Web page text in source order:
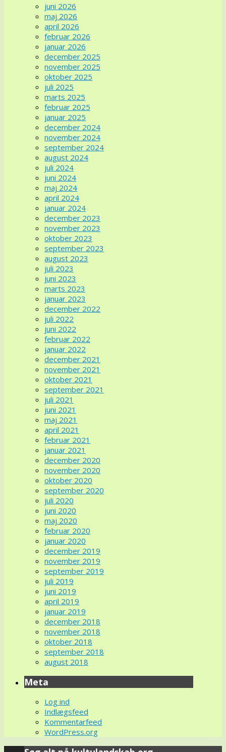
juni 2026
maj 2026
april 2026
februar 2026
januar 2026
december 2025
november 2025
oktober 2025
juli 2025
marts 2025
februar 2025
januar 2025
december 2024
november 2024
september 2024
august 2024
juli 2024
juni 2024
maj 2024
april 2024
januar 2024
december 2023
november 2023
oktober 2023
september 2023
august 2023
juli 2023
juni 2023
marts 2023
januar 2023
december 2022
juli 2022
juni 2022
februar 2022
januar 2022
december 2021
november 2021
oktober 2021
september 2021
juli 2021
juni 2021
maj 2021
april 2021
februar 2021
januar 2021
december 2020
november 2020
oktober 2020
september 2020
juli 2020
juni 2020
maj 2020
februar 2020
januar 2020
december 2019
november 2019
september 2019
juli 2019
juni 2019
april 2019
januar 2019
december 2018
november 2018
oktober 2018
september 2018
august 2018
Meta
Log ind
Indlægsfeed
Kommentarfeed
WordPress.org